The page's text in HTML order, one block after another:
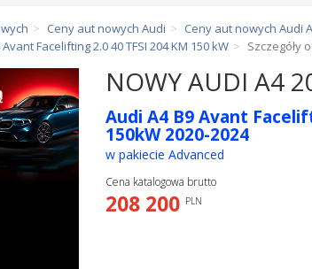
Ceny aut nowych Audi Ceny aut nowych Audi
Facelifting 2.0 40 TFSI 204 KM 150 kW
Szczegóły
NOWY AUDI A4
Audi A4 B9 Avant
150kW 2020-2024
w pakiecie Advanced
Cena katalogowa brutto
208 200 PLN